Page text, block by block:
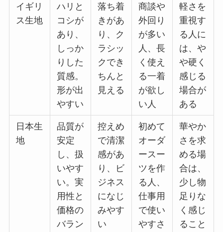
イギリ
ス生地
ハリと
コシが
あり、
しっか
りした
質感。
形が出
やすい
落ち着
きがあ
り、ク
ラシッ
クでき
ちんと
見える
商談や
外回り
が多い
人、長
く使え
る一着
が欲し
い人
軽さを
重視す
る人に
は、や
や硬く
感じる
場合が
ある
日本生
地
品質が
安定
し、扱
いやす
い。実
用性と
価格の
バラン
控えめ
で清潔
感があ
り、ビ
ジネス
になじ
みやす
い
初めて
オーダ
ースー
ツを作
る人、
仕事用
で使い
やすさ
華やか
さを求
める場
合は、
少し物
足りな
く感じ
ること